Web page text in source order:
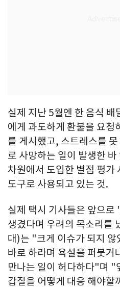
실제 지난 5월엔 한 음식 배
에게 과도하게 환불을 요청
를 게시했고, 스트레스를
로 사망하는 일이 발생한
차원에서 도입한 별점 평
도구로 사용되고 있는 것.
실제 택시 기사들은 앞으로
생겼다며 우려의 목소리를
대)는 "크게 이슈가 되지 않
바로 하라며 욕설을 퍼붓거
만나는 일이 허다하다"며 "
갑질을 어떻게 대응 해야